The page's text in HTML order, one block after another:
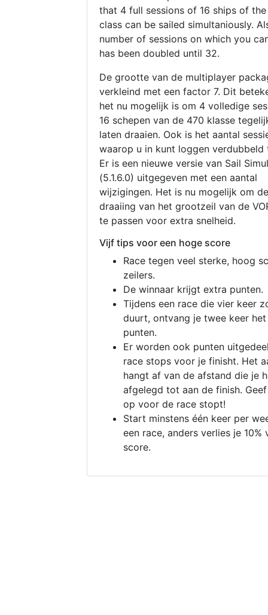
that 4 full sessions of 16 ships of
class can be sailed simultaniously.
number of sessions on which you
has been doubled until 32.
De grootte van de multiplayer
verkleind met een factor 7. Dit
het nu mogelijk is om 4 volledige
16 schepen van de 470 klasse
laten draaien. Ook is het aantal
waarop u in kunt loggen verdubbeld
Er is een nieuwe versie van Sail
(5.1.6.0) uitgegeven met een aantal
wijzigingen. Het is nu mogelijk om de
draaiing van het grootzeil van de
te passen voor extra snelheid.
Vijf tips voor een hoge score
Race tegen veel sterke, hoog
zeilers.
De winnaar krijgt extra punten.
Tijdens een race die vier keer
duurt, ontvang je twee keer
punten.
Er worden ook punten
race stops voor je finisht. Het
hangt af van de afstand die je
afgelegd tot aan de finish.
op voor de race stopt!
Start minstens één keer per
een race, anders verlies je 10%
score.